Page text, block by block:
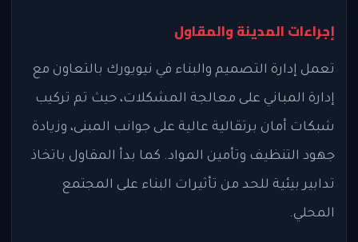
إجراءات المدينة والمقاول
تعمل إدارة التصميم والبناء في نيويورك بالتعاون مع
إدارة المباني على معالجة المشكلات، حيث تم تركيب
شبكات أمان برتقالية عالية على جوانب المبنى، وزيادة
جهود التنظيف وتأمين المواد. كما بدأ المقاول باتخاذ
تدابير بيئية للحد من تأثيرات البناء على المجتمع
المحلي.